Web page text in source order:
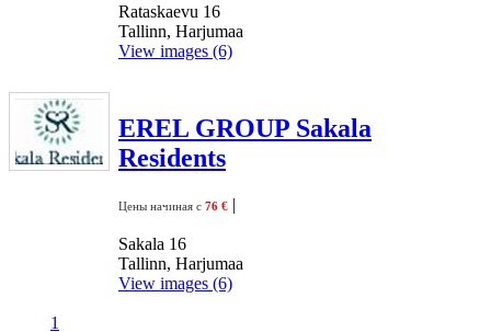
Rataskaevu 16
Tallinn, Harjumaa
View images (6)
EREL GROUP Sakala
Residents
Цены начиная с 76 € |
Sakala 16
Tallinn, Harjumaa
View images (6)
1